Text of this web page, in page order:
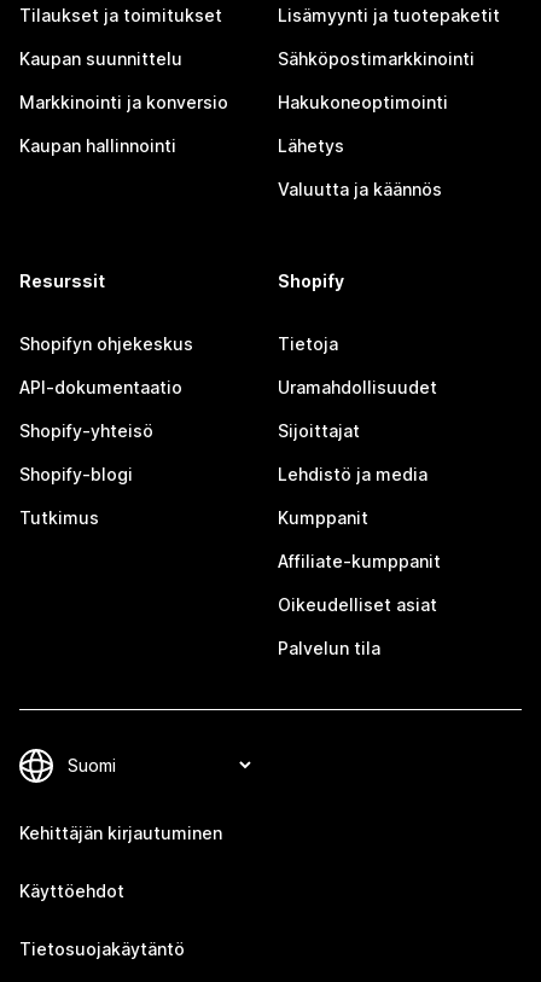
Tilaukset ja toimitukset
Kaupan suunnittelu
Markkinointi ja konversio
Kaupan hallinnointi
Lisämyynti ja tuotepaketit
Sähköpostimarkkinointi
Hakukoneoptimointi
Lähetys
Valuutta ja käännös
Resurssit
Shopifyn ohjekeskus
API-dokumentaatio
Shopify-yhteisö
Shopify-blogi
Tutkimus
Shopify
Tietoja
Uramahdollisuudet
Sijoittajat
Lehdistö ja media
Kumppanit
Affiliate-kumppanit
Oikeudelliset asiat
Palvelun tila
Kehittäjän kirjautuminen
Käyttöehdot
Tietosuojakäytäntö